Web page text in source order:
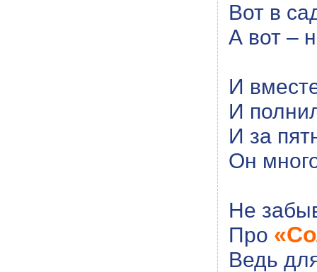
Вот в
А вот –
И
И
И за
Он
Не
Про
Ведь